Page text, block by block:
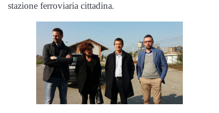
stazione ferroviaria cittadina.